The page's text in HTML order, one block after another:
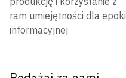
ram umiejętności dla epoki
informacyjnej